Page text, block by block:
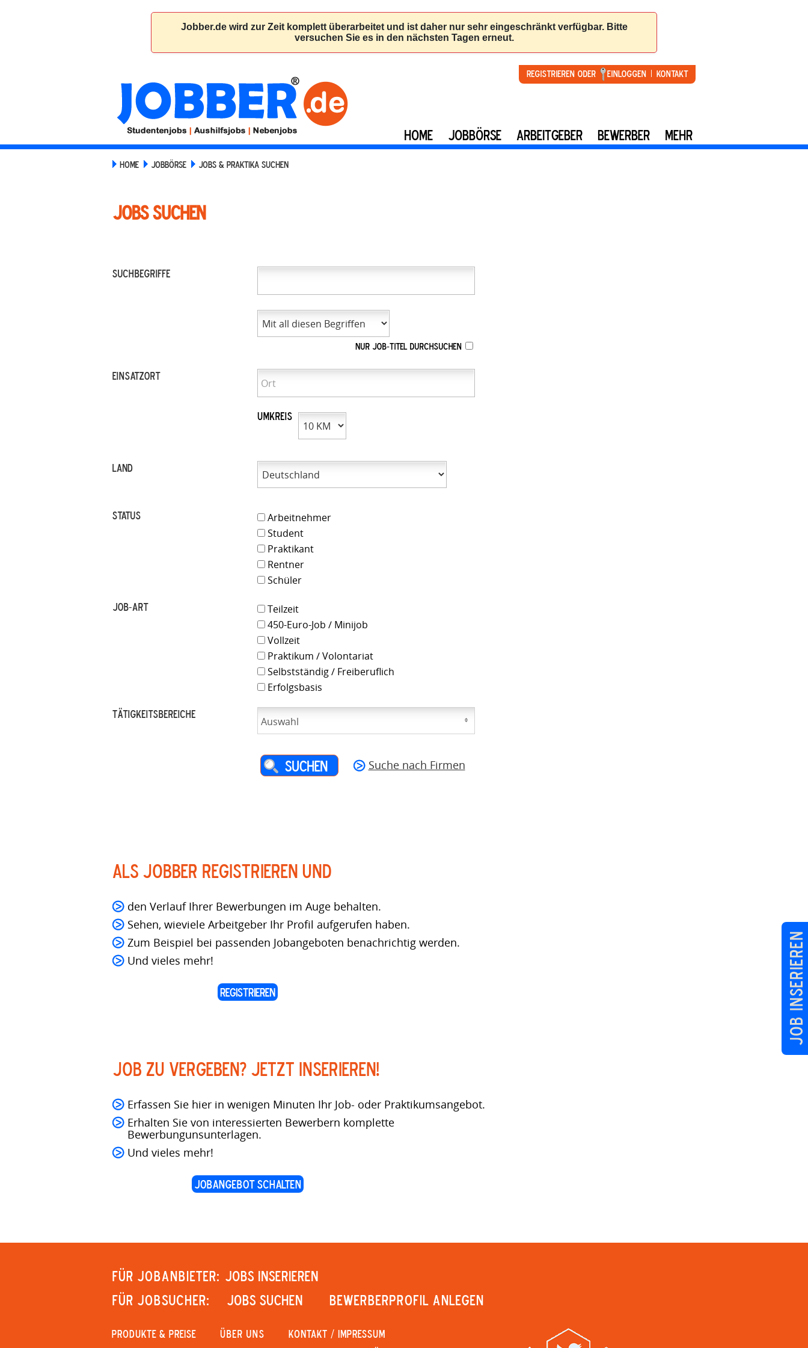
Job inserieren
Registrieren oder Einloggen Kontakt
HOME JOBBÖRSE ARBEITGEBER BEWERBER MEHR
HOME JOBBÖRSE JOBS & PRAKTIKA SUCHEN
JOBS SUCHEN
Suchbegriffe
Nur Job-Titel durchsuchen
Einsatzort
Umkreis
LAND
Status
Arbeitnehmer
Student
Praktikant
Rentner
Schüler
Job-Art
Teilzeit
450-Euro-Job / Minijob
Vollzeit
Praktikum / Volontariat
Selbstständig / Freiberuflich
Erfolgsbasis
Tätigkeitsbereiche
Auswahl
Suche nach Firmen
Als Jobber registrieren und
den Verlauf Ihrer Bewerbungen im Auge behalten.
Sehen, wieviele Arbeitgeber Ihr Profil aufgerufen haben.
Zum Beispiel bei passenden Jobangeboten benachrichtig werden.
Und vieles mehr!
REGISTRIEREN
Job zu vergeben? Jetzt inserieren!
Erfassen Sie hier in wenigen Minuten Ihr Job- oder Praktikumsangebot.
Erhalten Sie von interessierten Bewerbern komplette
Bewerbungunsunterlagen.
Und vieles mehr!
Jobangebot schalten
Für Jobanbieter: JOBS INSERIEREN
Für Jobsucher:
JOBS SUCHEN Bewerberprofil anlegen
PRODUKTE & PREISE
Über uns
KONTAKT / IMPRESSUM